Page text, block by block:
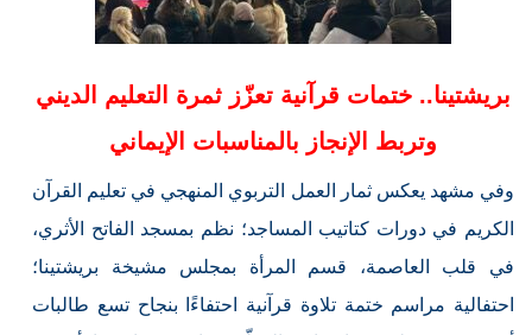
بريشتينا.. ختمات قرآنية تعزّز ثمرة التعليم الديني
وتربط الإنجاز بالمناسبات الإيماني
وفي مشهد يعكس ثمار العمل التربوي المنهجي في تعليم القرآن
الكريم في دورات كتاتيب المساجد؛ نظم بمسجد الفاتح الأثري،
في قلب العاصمة، قسم المرأة بمجلس مشيخة بريشتينا؛
احتفالية مراسم ختمة تلاوة قرآنية احتفاءًا بنجاح تسع طالبات